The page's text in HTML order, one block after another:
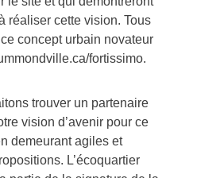
réaliser cette vision. Tous
concept urbain novateur
fortissimo.
vision d’avenir pour ce
demeurant agiles et
L’écoquartier
partie de la signature de la